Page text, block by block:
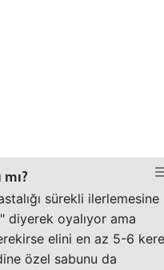
sürekli ilerlemesine
diyerek oyalıyor ama
elini en az 5-6 kere
özel sabunu da